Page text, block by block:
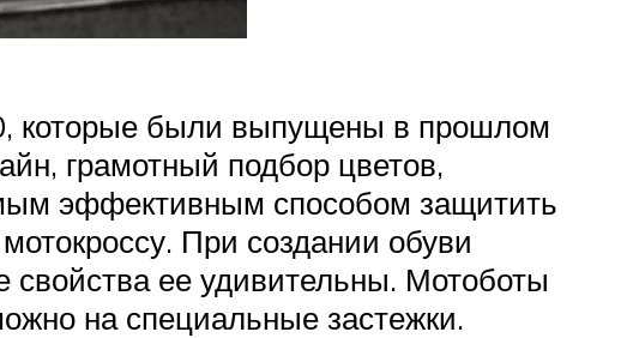
которые были выпущены в прошлом
грамотный подбор цветов,
эффективным способом защитить
При создании обуви
свойства ее удивительны. Мотоботы
на специальные застежки.